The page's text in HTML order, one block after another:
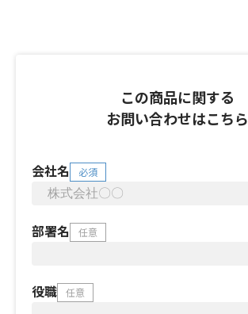
この商品に関する
お問い合わせはこちら
会社名 必須
部署名 任意
役職 任意